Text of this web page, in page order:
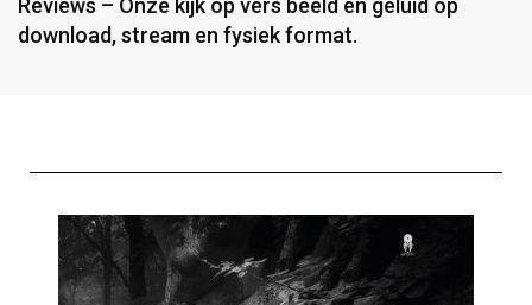
Reviews – Onze kijk op vers beeld en geluid op
download, stream en fysiek format.